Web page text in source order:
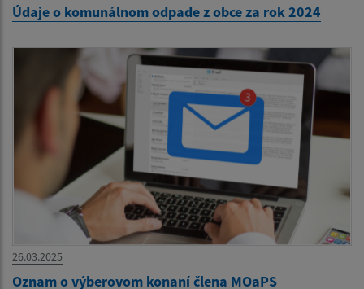
Údaje o komunálnom odpade z obce za rok 2024
26.03.2025
Oznam o výberovom konaní člena MOaPS